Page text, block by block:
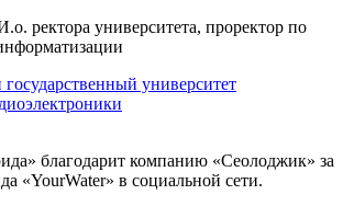
ректора университета, проректор по
благодарит компанию «Сеолоджик» за
«YourWater» в социальной сети.